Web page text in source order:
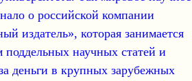
о российской компании
издатель», которая занимается
поддельных научных статей и
деньги в крупных зарубежных